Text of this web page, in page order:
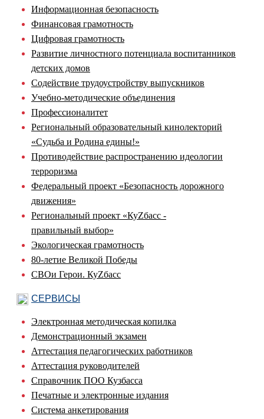
Информационная безопасность
Финансовая грамотность
Цифровая грамотность
Развитие личностного потенциала воспитанников
детских домов
Содействие трудоустройству выпускников
Учебно-методические объединения
Профессионалитет
Региональный образовательный кинолекторий
«Судьба и Родина едины!»
Противодействие распространению идеологии
терроризма
Федеральный проект «Безопасность дорожного
движения»
Региональный проект «КуZбасс -
правильный выбор»
Экологическая грамотность
80-летие Великой Победы
СВОи Герои. КуZбасс
СЕРВИСЫ
Электронная методическая копилка
Демонстрационный экзамен
Аттестация педагогических работников
Аттестация руководителей
Справочник ПОО Кузбасса
Печатные и электронные издания
Система анкетирования